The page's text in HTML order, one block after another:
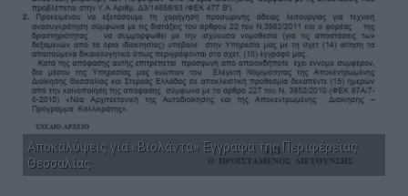
Αποκαλύψεις για «Βιολάντα» Έγγραφα της Περιφέρειας
Θεσσαλίας